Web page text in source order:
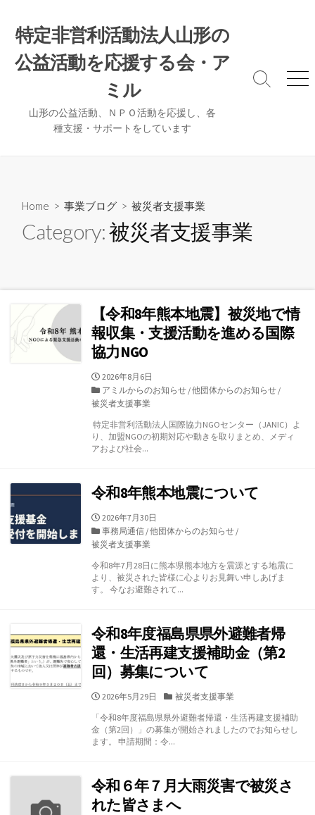
特定非営利活動法人山形の
公益活動を応援する会・ア
ミル
山形の公益活動、ＮＰＯ活動を応援し、各
種支援・サポートをしています
検
メ
Home > 事業ブログ > 被災者支援事業
Category:被災者支援事業
【令和8年熊本地震】被災地で情
報収集・支援活動を進める国際
協力NGO
公
開
日
2026年8月6日
カ
テ
リ
ー
アミルからのお知らせ /他団体からのお知らせ /
被災者支援事業
特定非営利活動法人国際協力NGOセンター（JANIC）よ
り、加盟NGOの初期対応や動きを取りまとめ、メディ
アおよび社会...
令和8年熊本地震について
公
開
日
2026年7月30日
カ
テ
リ
ー
事務局通信 /他団体からのお知らせ /
被災者支援事業
令和8年7月28日に熊本県熊本地方を震源とする地震に
より、被災された皆様に心よりお見舞い申しあげま
す。 今なお避難されて...
令和8年度福島県県外避難者帰
還・生活再建支援補助金（第2
回）募集について
公
日
2026年5月29日
カ
ゴ
リ
被災者支援事業
「令和8年度福島県県外避難者帰還・生活再建支援補助
金（第2回）」の募集が開始されましたのでお知らせし
ます。 申請期間：令...
令和６年７月大雨災害で被災さ
れた皆さまへ